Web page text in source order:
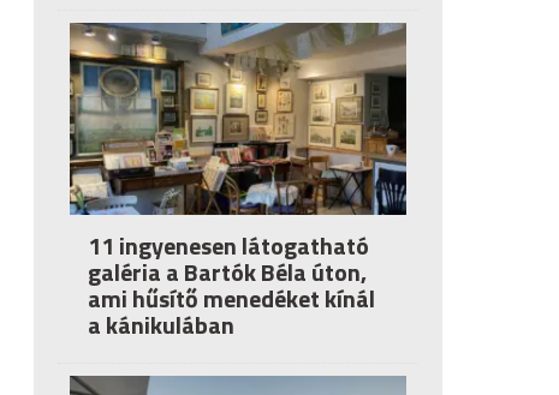
11 ingyenesen látogatható
galéria a Bartók Béla úton,
ami hűsítő menedéket kínál
a kánikulában